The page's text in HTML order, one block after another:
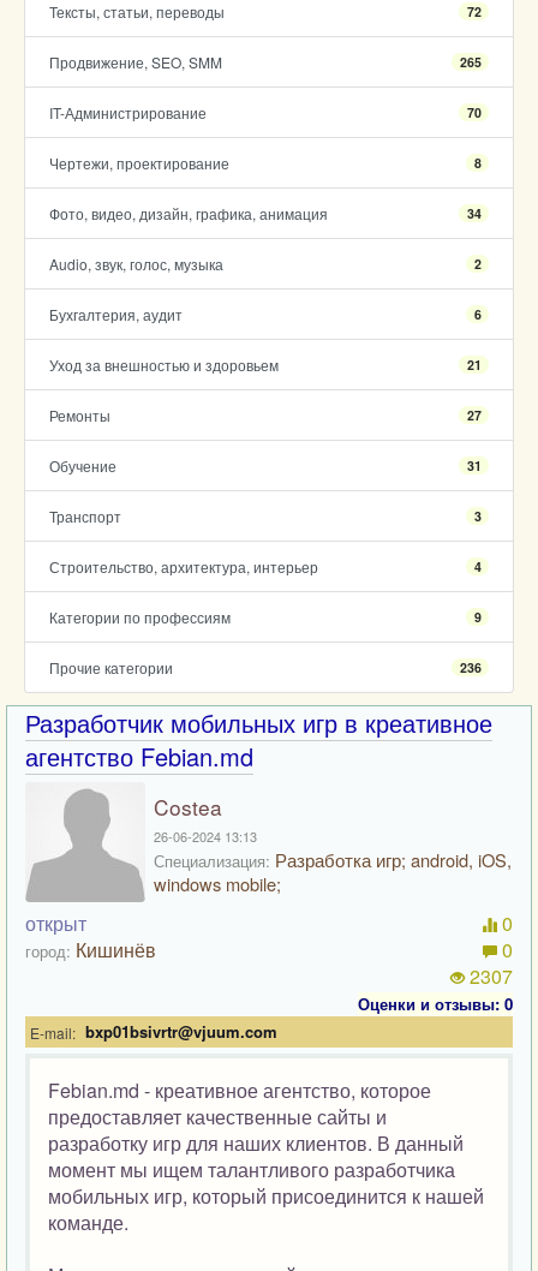
Тексты, статьи, переводы 72
Продвижение, SEO, SMM 265
IT-Администрирование 70
Чертежи, проектирование 8
Фото, видео, дизайн, графика, анимация 34
Audio, звук, голос, музыка 2
Бухгалтерия, аудит 6
Уход за внешностью и здоровьем 21
Ремонты 27
Обучение 31
Транспорт 3
Строительство, архитектура, интерьер 4
Категории по профессиям 9
Прочие категории 236
Разработчик мобильных игр в креативное
агентство Febian.md
Costea
26-06-2024 13:13
Специализация: Разработка игр; android, iOS,
windows mobile;
открыт
город: Кишинёв
0
0
2307
Оценки и отзывы: 0
E-mail: bxp01bsivrtr@vjuum.com
Febian.md - креативное агентство, которое
предоставляет качественные сайты и
разработку игр для наших клиентов. В данный
момент мы ищем талантливого разработчика
мобильных игр, который присоединится к нашей
команде.